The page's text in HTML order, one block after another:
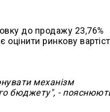
до продажу 23,76%
оцінити ринкову
механізм
бюджету", -